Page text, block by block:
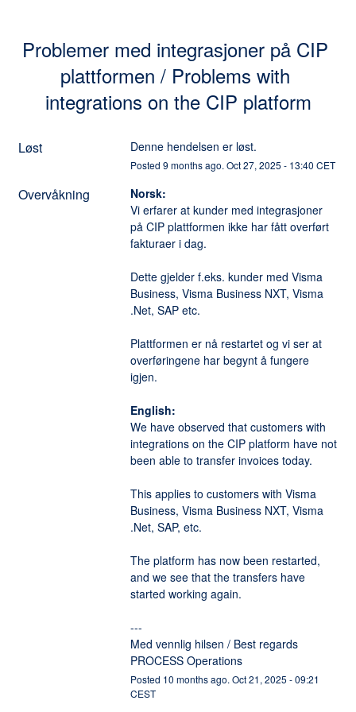
Problemer med integrasjoner på CIP
plattformen / Problems with
integrations on the CIP platform
Løst Denne hendelsen er løst.
Posted 9 months ago. Oct27, 2025 - 13:40 CET
Overvåkning
Norsk:
Vi erfarer at kunder med integrasjoner
på CIP plattformen ikke har fått overført
fakturaer i dag.
Dette gjelder f.eks. kunder med Visma
Business, Visma Business NXT, Visma
.Net, SAP etc.
Plattformen er nå restartet og vi ser at
overføringene har begynt å fungere
igjen.
English:
We have observed that customers with
integrations on the CIP platform have not
been able to transfer invoices today.
This applies to customers with Visma
Business, Visma Business NXT, Visma
.Net, SAP, etc.
The platform has now been restarted,
and we see that the transfers have
started working again.
---
Med vennlig hilsen / Best regards
PROCESS Operations
Posted 10 months ago. Oct21, 2025 -09:21
CEST